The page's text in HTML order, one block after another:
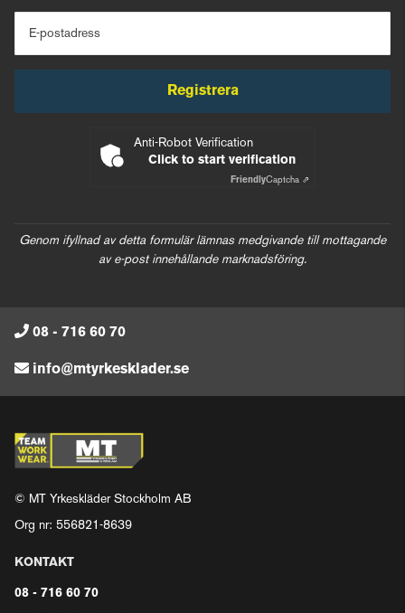
E-postadress
Registrera
Anti-Robot Verification
Click to start verification
FriendlyCaptcha ⇗
Genom ifyllnad av detta formulär lämnas medgivande till mottagande
av e-post innehållande marknadsföring.
08 - 716 60 70
info@mtyrkesklader.se
© MT Yrkeskläder Stockholm AB
Org nr: 556821-8639
KONTAKT
08 - 716 60 70